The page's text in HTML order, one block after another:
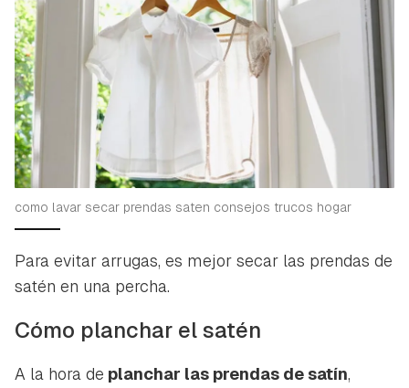
como lavar secar prendas saten consejos trucos hogar
Para evitar arrugas, es mejor secar las prendas de
satén en una percha.
Cómo planchar el satén
A la hora de planchar las prendas de satín,